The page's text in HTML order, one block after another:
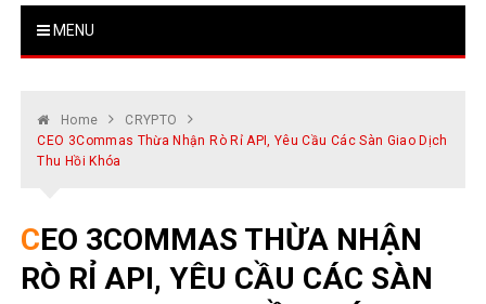
MENU
Home
CRYPTO
CEO 3Commas Thừa Nhận Rò Rỉ API, Yêu Cầu Các Sàn Giao Dịch
Thu Hồi Khóa
CEO 3COMMAS THỪA NHẬN
RÒ RỈ API, YÊU CẦU CÁC SÀN